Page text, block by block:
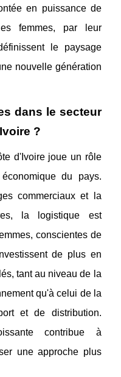
en puissance de
femmes, par leur
le paysage
nouvelle génération
dans le secteur
?
d'Ivoire joue un rôle
du pays.
commerciaux et la
la logistique est
conscientes de
de plus en
tant au niveau de la
qu'à celui de la
et de distribution.
contribue à
une approche plus